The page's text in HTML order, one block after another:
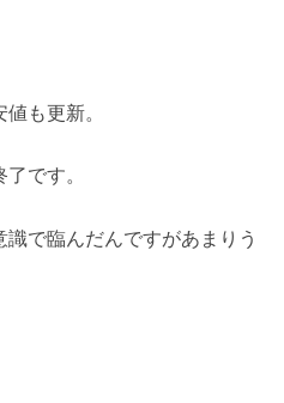
も更新。
です。
で臨んだんですがあまりう